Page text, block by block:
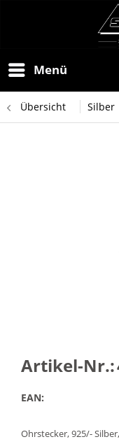
Menü
Übersicht Silber
Artikel-Nr.:
EAN:
Ohrstecker, 925/-